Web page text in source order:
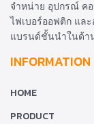
จำหน่าย อุปกรณ์ คอ
ไฟเบอร์ออฟติก แล
แบรนด์ชั้นนำในด้า
INFORMATION
HOME
PRODUCT